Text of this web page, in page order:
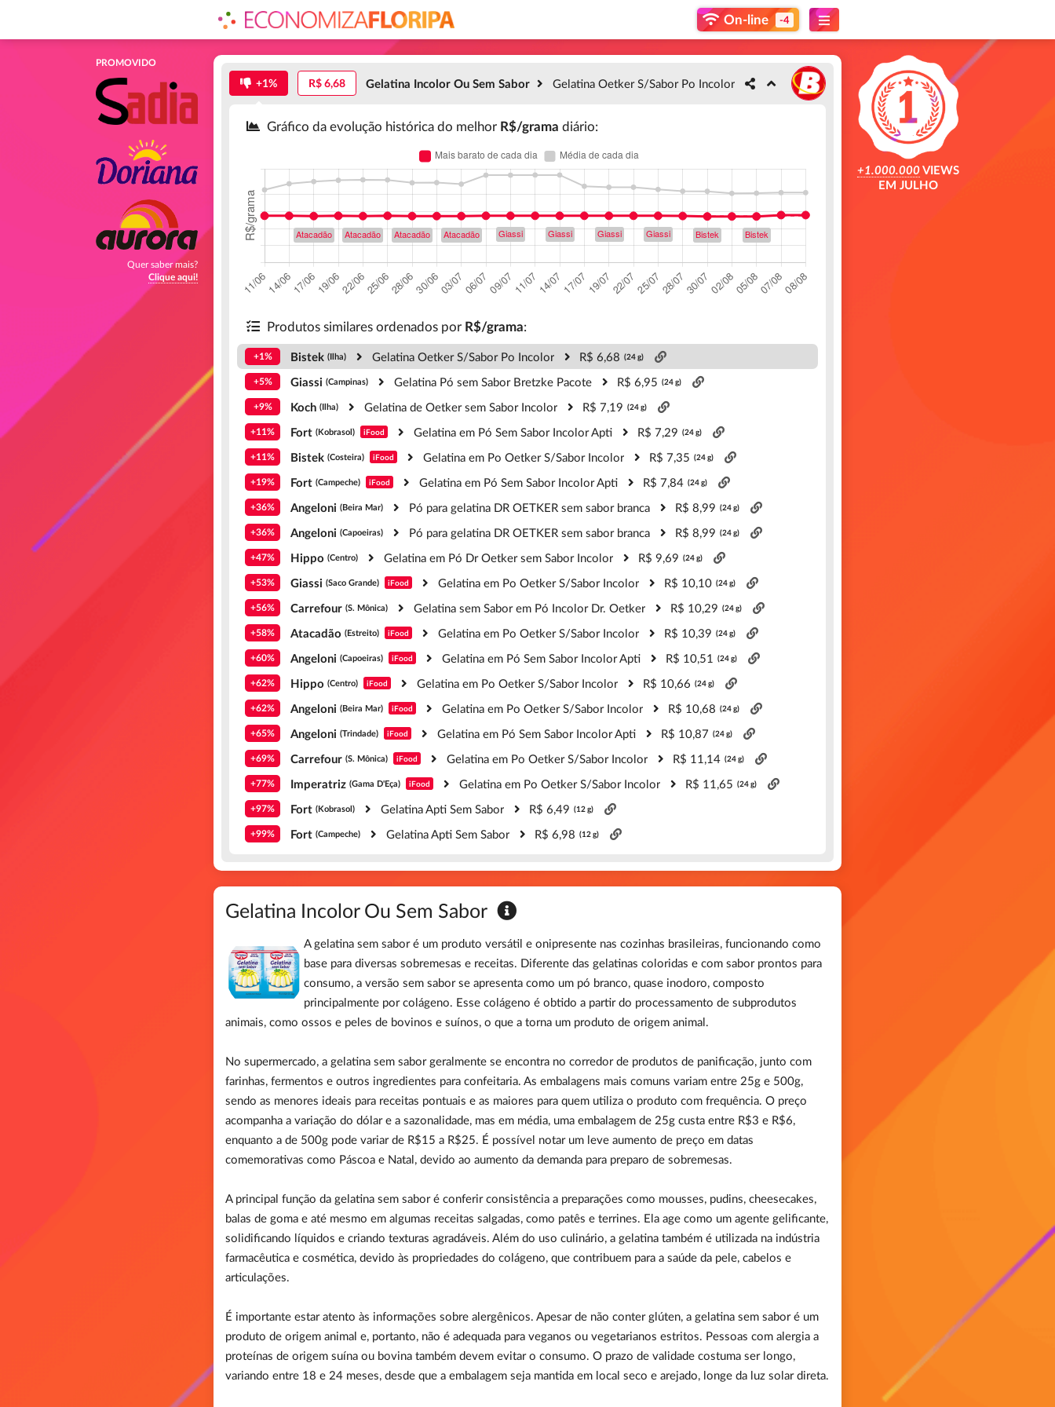
On-line -4
PROMOVIDO
Quer saber mais?
Clique aqui!
+1.000.000VIEWS
EM JULHO
+1% R$ 6,68 Gelatina Incolor Ou Sem Sabor Gelatina Oetker S/Sabor Po Incolor
Gráfico da evolução histórica do melhor R$/grama diário:
Produtos similares ordenados por R$/grama:
+1% Bistek (Ilha) Gelatina Oetker S/Sabor Po Incolor R$ 6,68 (24 g)
+5% Giassi (Campinas) Gelatina Pó sem Sabor Bretzke Pacote R$ 6,95 (24 g)
+9% Koch (Ilha) Gelatina de Oetker sem Sabor Incolor R$ 7,19 (24 g)
+11% Fort (Kobrasol) iFood Gelatina em Pó Sem Sabor Incolor Apti R$ 7,29 (24 g)
+11% Bistek (Costeira) iFood Gelatina em Po Oetker S/Sabor Incolor R$ 7,35 (24 g)
+19% Fort (Campeche) iFood Gelatina em Pó Sem Sabor Incolor Apti R$ 7,84 (24 g)
+36% Angeloni (Beira Mar) Pó para gelatina DR OETKER sem sabor branca R$ 8,99 (24 g)
+36% Angeloni (Capoeiras) Pó para gelatina DR OETKER sem sabor branca R$ 8,99 (24 g)
+47% Hippo (Centro) Gelatina em Pó Dr Oetker sem Sabor Incolor R$ 9,69 (24 g)
+53% Giassi (Saco Grande) iFood Gelatina em Po Oetker S/Sabor Incolor R$ 10,10 (24 g)
+56% Carrefour (S. Mônica) Gelatina sem Sabor em Pó Incolor Dr. Oetker R$ 10,29 (24 g)
+58% Atacadão (Estreito) iFood Gelatina em Po Oetker S/Sabor Incolor R$ 10,39 (24 g)
+60% Angeloni (Capoeiras) iFood Gelatina em Pó Sem Sabor Incolor Apti R$ 10,51 (24 g)
+62% Hippo (Centro) iFood Gelatina em Po Oetker S/Sabor Incolor R$ 10,66 (24 g)
+62% Angeloni (Beira Mar) iFood Gelatina em Po Oetker S/Sabor Incolor R$ 10,68 (24 g)
+65% Angeloni (Trindade) iFood Gelatina em Pó Sem Sabor Incolor Apti R$ 10,87 (24 g)
+69% Carrefour (S. Mônica) iFood Gelatina em Po Oetker S/Sabor Incolor R$ 11,14 (24 g)
+77% Imperatriz (Gama D'Eça) iFood Gelatina em Po Oetker S/Sabor Incolor R$ 11,65 (24 g)
+97% Fort (Kobrasol) Gelatina Apti Sem Sabor R$ 6,49 (12 g)
+99% Fort (Campeche) Gelatina Apti Sem Sabor R$ 6,98 (12 g)
Gelatina Incolor Ou Sem Sabor
A gelatina sem sabor é um produto versátil e onipresente nas cozinhas brasileiras, funcionando como
base para diversas sobremesas e receitas. Diferente das gelatinas coloridas e com sabor prontos para
consumo, a versão sem sabor se apresenta como um pó branco, quase inodoro, composto
principalmente por colágeno. Esse colágeno é obtido a partir do processamento de subprodutos
animais, como ossos e peles de bovinos e suínos, o que a torna um produto de origem animal.
No supermercado, a gelatina sem sabor geralmente se encontra no corredor de produtos de panificação, junto com
farinhas, fermentos e outros ingredientes para confeitaria. As embalagens mais comuns variam entre 25g e 500g,
sendo as menores ideais para receitas pontuais e as maiores para quem utiliza o produto com frequência. O preço
acompanha a variação do dólar e a sazonalidade, mas em média, uma embalagem de 25g custa entre R$3 e R$6,
enquanto a de 500g pode variar de R$15 a R$25. É possível notar um leve aumento de preço em datas
comemorativas como Páscoa e Natal, devido ao aumento da demanda para preparo de sobremesas.
A principal função da gelatina sem sabor é conferir consistência a preparações como mousses, pudins, cheesecakes,
balas de goma e até mesmo em algumas receitas salgadas, como patês e terrines. Ela age como um agente gelificante,
solidificando líquidos e criando texturas agradáveis. Além do uso culinário, a gelatina também é utilizada na indústria
farmacêutica e cosmética, devido às propriedades do colágeno, que contribuem para a saúde da pele, cabelos e
articulações.
É importante estar atento às informações sobre alergênicos. Apesar de não conter glúten, a gelatina sem sabor é um
produto de origem animal e, portanto, não é adequada para veganos ou vegetarianos estritos. Pessoas com alergia a
proteínas de origem suína ou bovina também devem evitar o consumo. O prazo de validade costuma ser longo,
variando entre 18 e 24 meses, desde que a embalagem seja mantida em local seco e arejado, longe da luz solar direta.